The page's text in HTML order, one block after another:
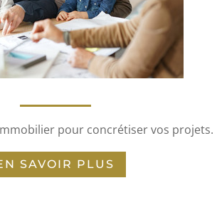
pour concrétiser vos projets.
SAVOIR PLUS